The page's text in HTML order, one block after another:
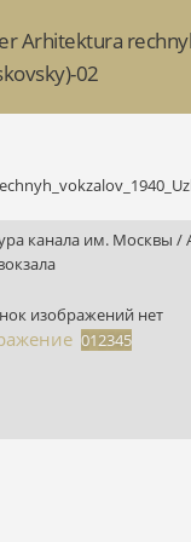
Arhitektura
02
канала им. Москвы /
изображений нет